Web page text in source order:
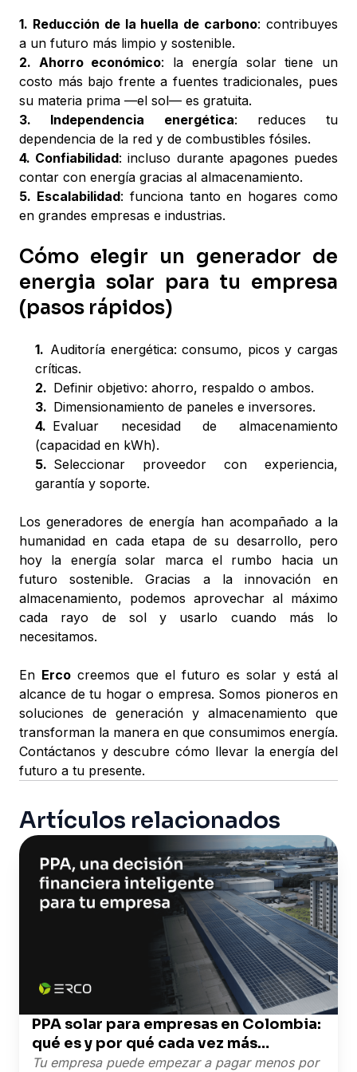
1. Reducción de la huella de carbono: contribuyes
a un futuro más limpio y sostenible.
2. Ahorro económico: la energía solar tiene un
costo más bajo frente a fuentes tradicionales, pues
su materia prima —el sol— es gratuita.
3. Independencia energética: reduces tu
dependencia de la red y de combustibles fósiles.
4. Confiabilidad: incluso durante apagones puedes
contar con energía gracias al almacenamiento.
5. Escalabilidad: funciona tanto en hogares como
en grandes empresas e industrias.
Cómo elegir un generador de
energia solar para tu empresa
(pasos rápidos)
1. Auditoría energética: consumo, picos y cargas
críticas.
2. Definir objetivo: ahorro, respaldo o ambos.
3. Dimensionamiento de paneles e inversores.
4. Evaluar necesidad de almacenamiento
(capacidad en kWh).
5. Seleccionar proveedor con experiencia,
garantía y soporte.
Los generadores de energía han acompañado a la
humanidad en cada etapa de su desarrollo, pero
hoy la energía solar marca el rumbo hacia un
futuro sostenible. Gracias a la innovación en
almacenamiento, podemos aprovechar al máximo
cada rayo de sol y usarlo cuando más lo
necesitamos.
En Erco creemos que el futuro es solar y está al
alcance de tu hogar o empresa. Somos pioneros en
soluciones de generación y almacenamiento que
transforman la manera en que consumimos energía.
Contáctanos y descubre cómo llevar la energía del
futuro a tu presente.
Artículos relacionados
PPA solar para empresas en Colombia:
qué es y por qué cada vez más
empresas lo eligen
Tu empresa puede empezar a pagar menos por